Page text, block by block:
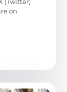
on